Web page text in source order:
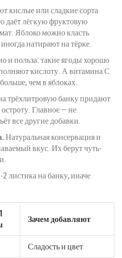
кислые или сладкие сорта
даёт лёгкую фруктовую
Яблоко можно класть
натирают на тёрке.
и польза: такие ягоды хорошо
кислоту. А витамина С
чем в яблоках.
трёхлитровую банку придают
Главное — не
все другие добавки.
Натуральная консервация и
вкус. Их берут чуть-
2 листика на банку, иначе
Зачем добавляют
Сладость и цвет